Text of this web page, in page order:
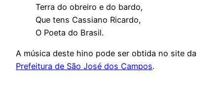
Terra do obreiro e do bardo,
Que tens Cassiano Ricardo,
O Poeta do Brasil.
A música deste hino pode ser obtida no site da
Prefeitura de São José dos Campos.